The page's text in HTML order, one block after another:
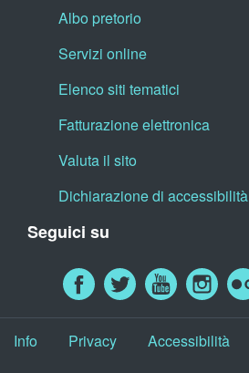
Albo pretorio
Servizi online
Elenco siti tematici
Fatturazione elettronica
Valuta il sito
Dichiarazione di accessibilità
Seguici su
Info Privacy Accessibilità